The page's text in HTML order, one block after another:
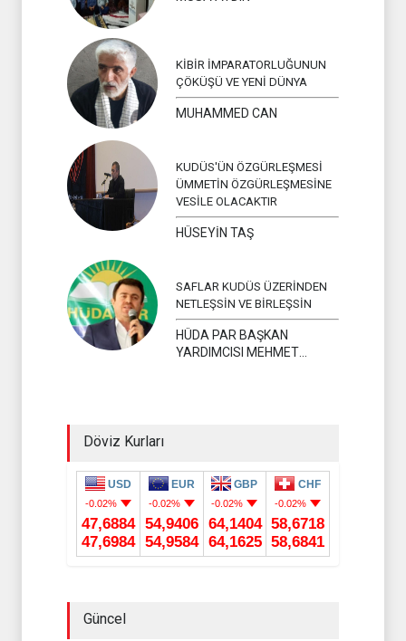
KİBİR İMPARATORLUĞUNUN
ÇÖKÜŞÜ VE YENİ DÜNYA
MUHAMMED CAN
KUDÜS'ÜN ÖZGÜRLEŞMESİ
ÜMMETİN ÖZGÜRLEŞMESİNE
VESİLE OLACAKTIR
HÜSEYİN TAŞ
SAFLAR KUDÜS ÜZERİNDEN
NETLEŞSİN VE BİRLEŞSİN
HÜDA PAR BAŞKAN
YARDIMCISI MEHMET
Döviz Kurları
Güncel